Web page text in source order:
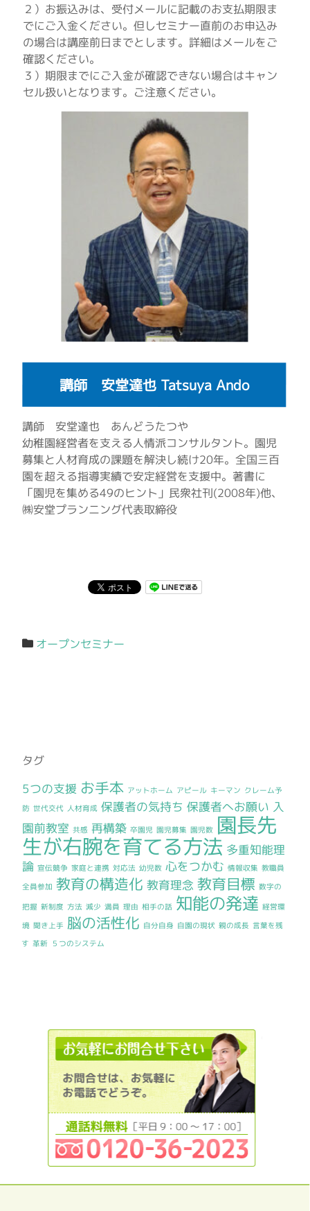
２）お振込みは、受付メールに記載のお支払期限ま
でにご入金ください。但しセミナー直前のお申込み
の場合は講座前日までとします。詳細はメールをご
確認ください。
３）期限までにご入金が確認できない場合はキャン
セル扱いとなります。ご注意ください。
講師 安堂達也 Tatsuya Ando
講師 安堂達也 あんどうたつや
幼稚園経営者を支える人情派コンサルタント。園児
募集と人材育成の課題を解決し続け20年。全国三百
園を超える指導実績で安定経営を支援中。著書に
「園児を集める49のヒント」民衆社刊(2008年)他、
㈱安堂プランニング代表取締役
オープンセミナー
タグ
5つの支援 お手本 アットホーム アピール キーマン クレーム予
防 世代交代 人材育成 保護者の気持ち 保護者へお願い 入
園前教室 共感 再構築 卒園児 園児募集 園児数 園長先
生が右腕を育てる方法 多重知能理
論 宣伝競争 家庭と連携 対応法 幼児数 心をつかむ 情報収集 教職員
全員参加 教育の構造化 教育理念 教育目標 数字の
把握 新制度 方法 減少 満員 理由 相手の話 知能の発達 経営環
境 聞き上手 脳の活性化 自分自身 自園の現状 親の成長 言葉を残
す 革新 ５つのシステム